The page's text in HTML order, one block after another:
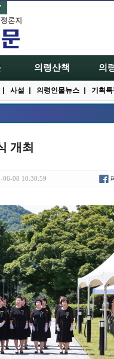
사설 의령인물뉴스 기획
의령산책 의
개최
06-08 10:30:59